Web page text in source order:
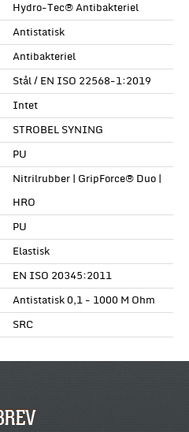
Hydro-Tec® Antibakteriel
Antistatisk
Antibakteriel
Stål / EN ISO 22568-1:2019
Intet
STROBEL SYNING
PU
Nitrilrubber | GripForce® Duo |
HRO
PU
Elastisk
EN ISO 20345:2011
Antistatisk 0,1 - 1000 M Ohm
SRC